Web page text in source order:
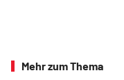
Mehr zum Thema